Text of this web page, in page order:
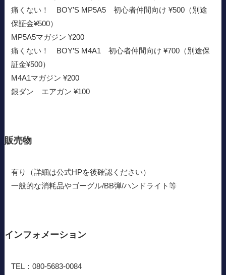
痛くない！ BOY’S MP5A5 初心者仲間向け ¥500（別途
保証金¥500）
MP5A5マガジン ¥200
痛くない！ BOY’S M4A1 初心者仲間向け ¥700（別途保
証金¥500）
M4A1マガジン ¥200
銀ダン エアガン ¥100
販売物
有り（詳細は公式HPを後確認ください）
一般的な消耗品やゴーグル/BB弾/ハンドライト等
インフォメーション
TEL：080-5683-0084